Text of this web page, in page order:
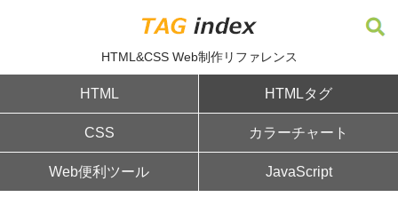
HTML&CSS Web制作リファレンス
HTML HTMLタグ
CSS カラーチャート
Web便利ツール JavaScript